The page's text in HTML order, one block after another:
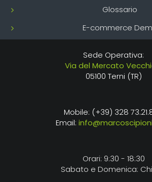
Glossario
E-commerce
Sede Operativa:
Via del Mercato
05100 Terni (TR)
Mobile: (+39) 328
Email:
Orari: 9:30 - 18:30
Sabato e Domenica: